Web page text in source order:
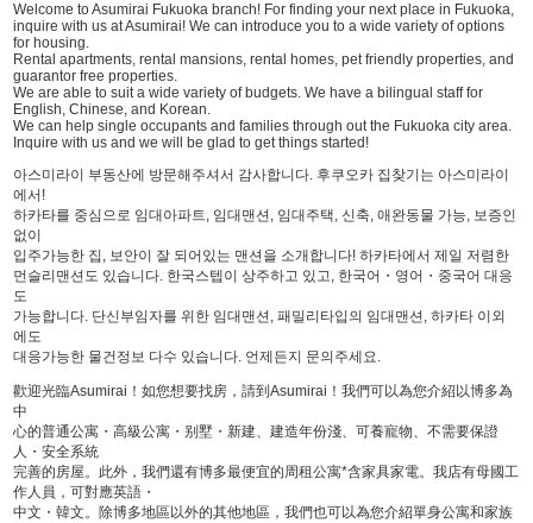
Welcome to Asumirai Fukuoka branch! For finding your next place in Fukuoka,
inquire with us at Asumirai! We can introduce you to a wide variety of options
for housing.
Rental apartments, rental mansions, rental homes, pet friendly properties, and
guarantor free properties.
We are able to suit a wide variety of budgets. We have a bilingual staff for
English, Chinese, and Korean.
We can help single occupants and families through out the Fukuoka city area.
Inquire with us and we will be glad to get things started!
아스미라이 부동산에 방문해주셔서 감사합니다. 후쿠오카 집찾기는 아스미라이
에서!
하카타를 중심으로 임대아파트, 임대맨션, 임대주택, 신축, 애완동물 가능, 보증인
없이
입주가능한 집, 보안이 잘 되어있는 맨션을 소개합니다! 하카타에서 제일 저렴한
먼슬리맨션도 있습니다. 한국스텝이 상주하고 있고, 한국어・영어・중국어 대응
도
가능합니다. 단신부임자를 위한 임대맨션, 패밀리타입의 임대맨션, 하카타 이외
에도
대응가능한 물건정보 다수 있습니다. 언제든지 문의주세요.
歡迎光臨Asumirai！如您想要找房，請到Asumirai！我們可以為您介紹以博多為
中
心的普通公寓・高級公寓・别墅・新建、建造年份淺、可養寵物、不需要保證
人・安全系統
完善的房屋。此外，我們還有博多最便宜的周租公寓*含家具家電。我店有母國工
作人員，可對應英語・
中文・韓文。除博多地區以外的其他地區，我們也可以為您介紹單身公寓和家族